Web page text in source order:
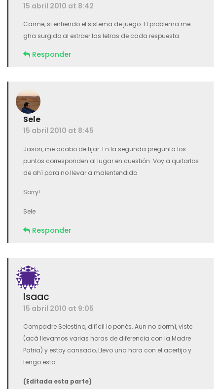
15 abril 2010 at 8:42
Carme, si entiendo el sistema de juego. El problema me
gha surgido al extraer las letras de cada respuesta.
Responder
Sele
15 abril 2010 at 8:45
Jason, me acabo de fijar. En la segunda pregunta los
puntos corresponden al lugar en cuestión. Voy a quitarlos
de ahí para no llevar a malentendido.
Sorry!
Sele
Responder
Isaac
15 abril 2010 at 9:05
Compadre Selestino, difícil lo ponés. Aun no dormí, viste
(acá llevamos varias horas de diferencia con la Madre
Patria) y estoy cansado, Llevo una hora con el acertijo y
tengo esto:
(Editada esta parte)